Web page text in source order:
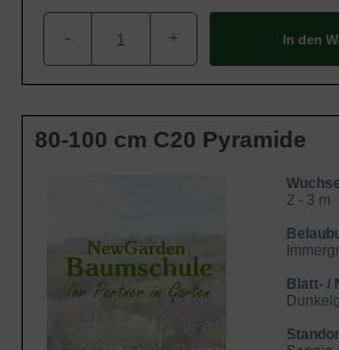
- + In den
80-100 cm C20 Pyramide
2 - 3 m
Blatt- /